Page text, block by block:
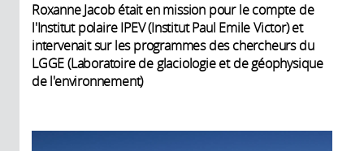
Roxanne Jacob était en mission pour le compte de
l'Institut polaire IPEV (Institut Paul Emile Victor) et
intervenait sur les programmes des chercheurs du
LGGE (Laboratoire de glaciologie et de géophysique
de l'environnement)